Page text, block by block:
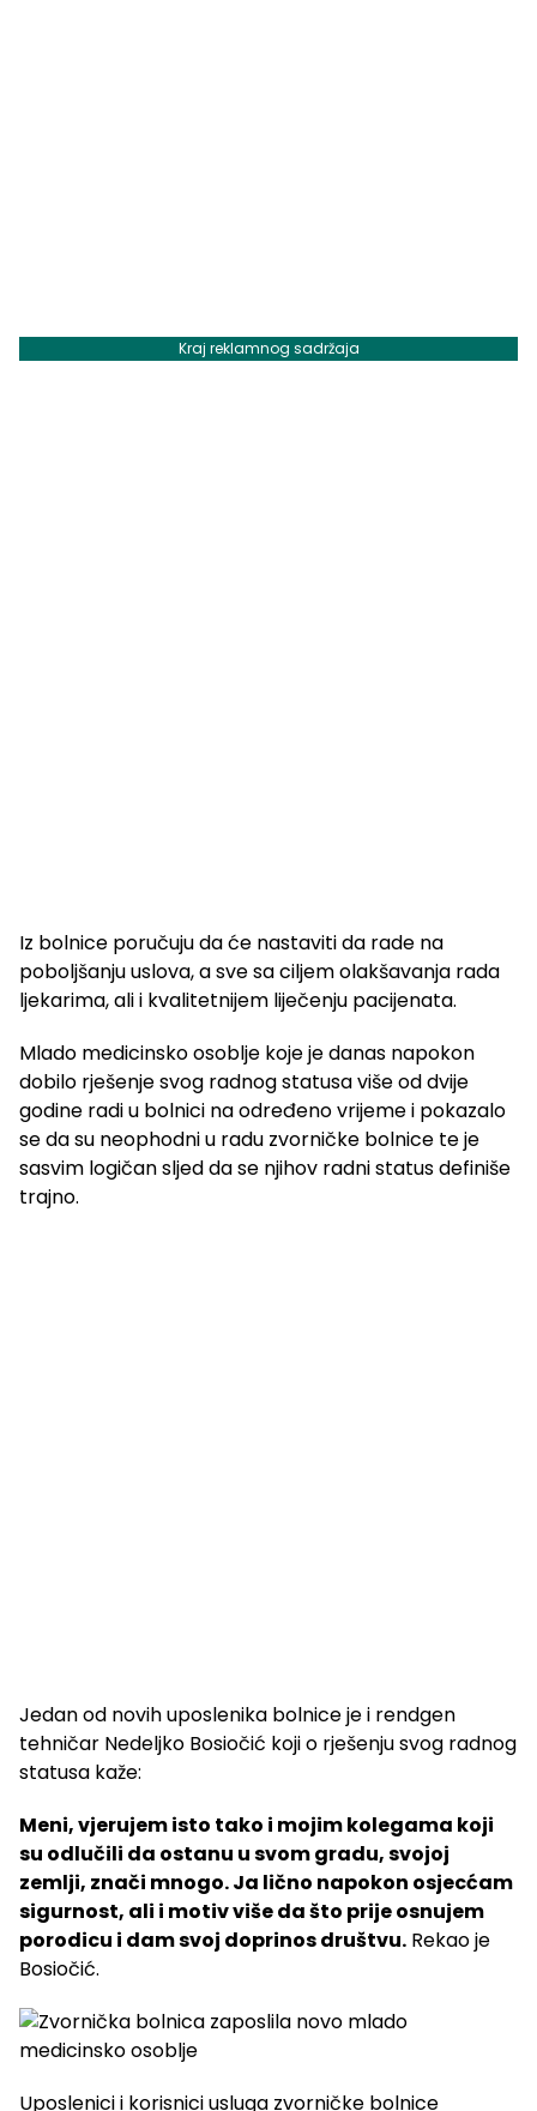
Kraj reklamnog sadržaja
Iz bolnice poručuju da će nastaviti da rade na
poboljšanju uslova, a sve sa ciljem olakšavanja rada
ljekarima, ali i kvalitetnijem liječenju pacijenata.
Mlado medicinsko osoblje koje je danas napokon
dobilo rješenje svog radnog statusa više od dvije
godine radi u bolnici na određeno vrijeme i pokazalo
se da su neophodni u radu zvorničke bolnice te je
sasvim logičan sljed da se njihov radni status definiše
trajno.
Jedan od novih uposlenika bolnice je i rendgen
tehničar Nedeljko Bosiočić koji o rješenju svog radnog
statusa kaže:
Meni, vjerujem isto tako i mojim kolegama koji
su odlučili da ostanu u svom gradu, svojoj
zemlji, znači mnogo. Ja lično napokon osjecćam
sigurnost, ali i motiv više da što prije osnujem
porodicu i dam svoj doprinos društvu. Rekao je
Bosiočić.
Uposlenici i korisnici usluga zvorničke bolnice